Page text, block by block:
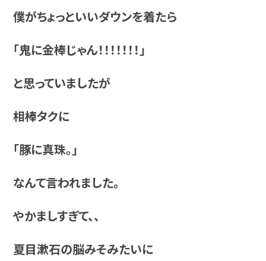
僕がちょっといいダウンを着たら
「鬼に金棒じゃん！！！！！！！」
と思っていましたが
相棒タクに
「豚に真珠。」
なんて言われました。
やかましすぎて、、
夏目漱石の脳みそみたいに